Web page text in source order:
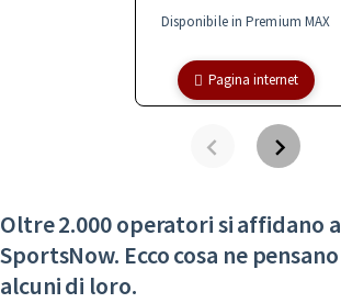
Disponibile in Premium MAX
Pagina internet
Oltre 2.000 operatori si affidano a
SportsNow. Ecco cosa ne pensano
alcuni di loro.